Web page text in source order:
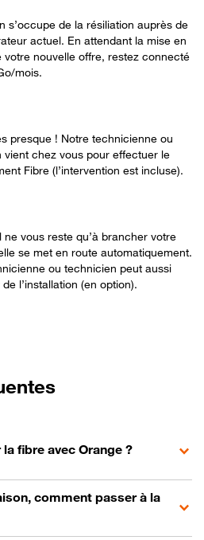
s’occupe de la résiliation auprès de
actuel. En attendant la mise en
votre nouvelle offre, restez connecté
mois.
presque ! Notre technicienne ou
vient chez vous pour effectuer le
Fibre (l’intervention est incluse).
ne vous reste qu’à brancher votre
se met en route automatiquement.
ou technicien peut aussi
l’installation (en option).
fibre avec Orange ?
comment passer à la